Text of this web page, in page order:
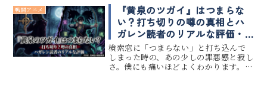
登場キャラの声優情報をまとめつつ、特
に注目のキャストについてはプロフィ...
戦闘アニメ
『黄泉のツガイ』はつまらな
い？打ち切りの噂の真相とハ
ガレン読者のリアルな評価・
感想まとめ
検索窓に「つまらない」と打ち込んで
しまった時の、あの少しの罪悪感と寂し
さ。僕にも痛いほどよくわかります。世